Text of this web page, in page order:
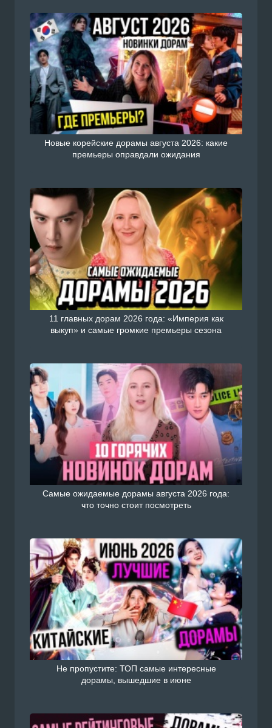
Новые корейские дорамы августа 2026: какие
премьеры оправдали ожидания
11 главных дорам 2026 года: «Империя как
выкуп» и самые громкие премьеры сезона
Самые ожидаемые дорамы августа 2026 года:
что точно стоит посмотреть
Не пропустите: ТОП самые интересные
дорамы, вышедшие в июне